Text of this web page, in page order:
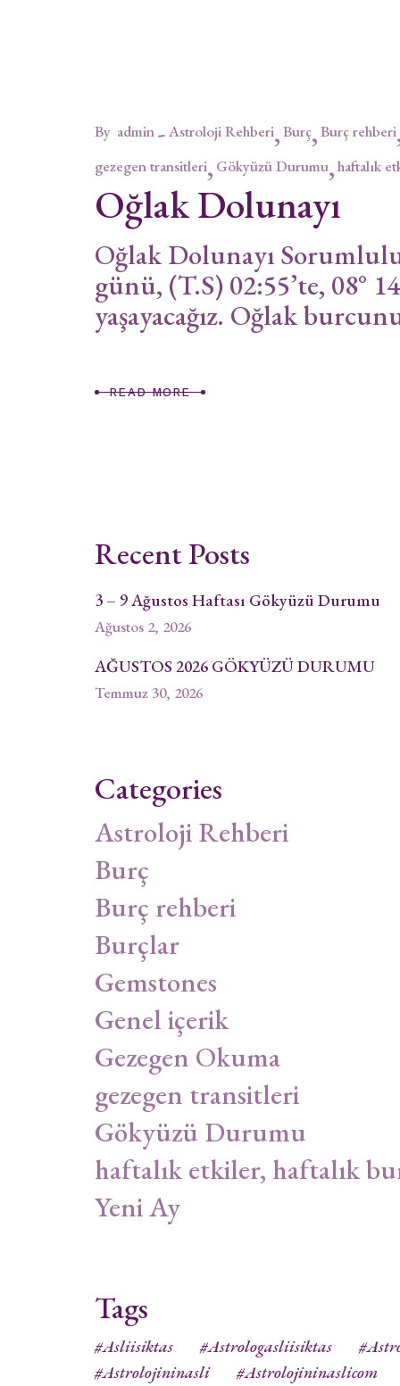
By admin Astroloji Rehberi Burç Burç rehberi
gezegen transitleri Gökyüzü Durumu haftalık
Oğlak Dolunayı
Oğlak Dolunayı
günü, (T.S) 02:55’te, 08°
yaşayacağız. Oğlak
READ MORE
Recent Posts
3 – 9 Ağustos Haftası Gökyüzü Durumu
Ağustos 2, 2026
AĞUSTOS 2026 GÖKYÜZÜ DURUMU
Temmuz 30, 2026
Categories
Astroloji Rehberi
Burç
Burç rehberi
Burçlar
Gemstones
Genel içerik
Gezegen Okuma
gezegen transitleri
Gökyüzü Durumu
haftalık etkiler, haftalık
Yeni Ay
Tags
#asliisiktas #astrologasliisiktas
#astrolojininasli
#astrolojininaslicom